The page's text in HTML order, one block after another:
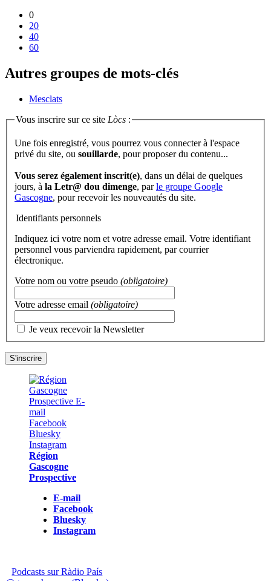
0
20
40
60
Autres groupes de mots-clés
Mesclats
Vous inscrire sur ce site Lòcs :
Une fois enregistré, vous pourrez vous connecter à l'espace
privé du site, ou souillarde , pour proposer du contenu...
Vous serez également inscrit(e), dans un délai de quelques
jours, à la Letr@ dou dimenge, parle groupe Google
Gascogne, pour recevoir les nouveautés du site.
Identifiants personnels
Indiquez ici votre nom et votre adresse email. Votre identifiant
personnel vous parviendra rapidement, par courrier
électronique.
Votre nom ou votre pseudo (obligatoire)
Votre adresse email (obligatoire)
Je veux recevoir la Newsletter
Région
Gascogne
Prospective
E-mail
Facebook
Bluesky
Instagram
Podcasts sur Ràdio País